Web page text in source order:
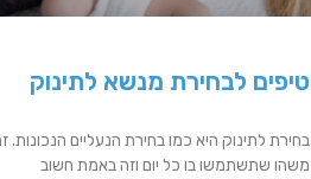
טיפים לבחירת מנשא לתינוק
בחירת לתינוק היא כמו בחירת הנעליים הנכונות.
משהו שתשתמשו בו כל יום וזה באמת חשוב